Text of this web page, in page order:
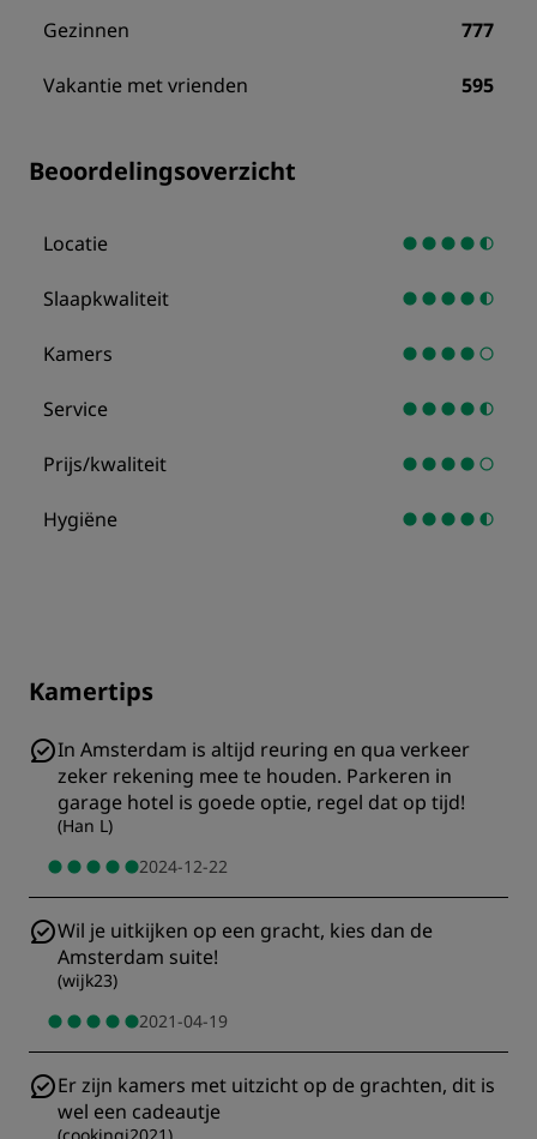
Gezinnen 777
Vakantie met vrienden 595
Beoordelingsoverzicht
Locatie
Slaapkwaliteit
Kamers
Service
Prijs/kwaliteit
Hygiëne
Kamertips
In Amsterdam is altijd reuring en qua verkeer
zeker rekening mee te houden. Parkeren in
garage hotel is goede optie, regel dat op tijd!
(Han L)
2024-12-22
Wil je uitkijken op een gracht, kies dan de
Amsterdam suite!
(wijk23)
2021-04-19
Er zijn kamers met uitzicht op de grachten, dit is
wel een cadeautje